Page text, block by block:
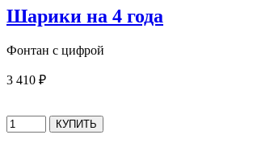
Шарики на 4 года
Фонтан с цифрой
3 410 ₽